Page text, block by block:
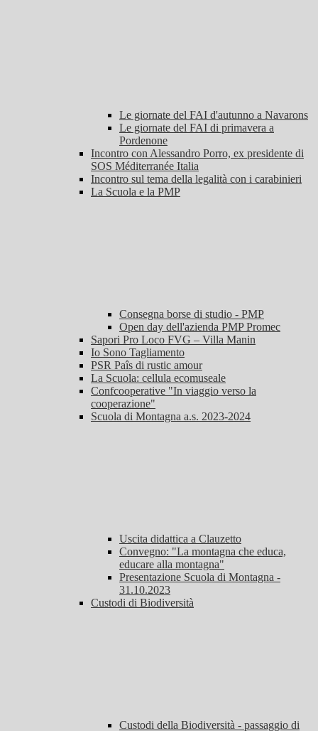
Le giornate del FAI d'autunno a Navarons
Le giornate del FAI di primavera a
Pordenone
Incontro con Alessandro Porro, ex presidente di
SOS Méditerranée Italia
Incontro sul tema della legalità con i carabinieri
La Scuola e la PMP
Consegna borse di studio - PMP
Open day dell'azienda PMP Promec
Sapori Pro Loco FVG – Villa Manin
Io Sono Tagliamento
PSR Paîs di rustic amour
La Scuola: cellula ecomuseale
Confcooperative "In viaggio verso la
cooperazione"
Scuola di Montagna a.s. 2023-2024
Uscita didattica a Clauzetto
Convegno: "La montagna che educa,
educare alla montagna"
Presentazione Scuola di Montagna -
31.10.2023
Custodi di Biodiversità
Custodi della Biodiversità - passaggio di